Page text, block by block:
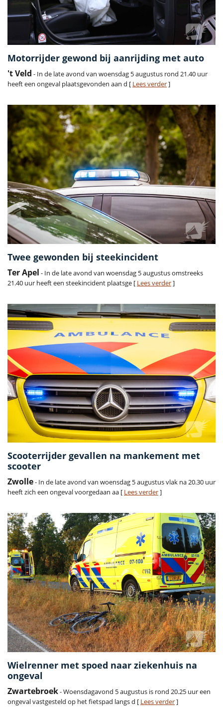
Motorrijder gewond bij aanrijding met auto
't Veld - In de late avond van woensdag 5 augustus rond 21.40 uur
heeft een ongeval plaatsgevonden aan d [ Lees verder]
Twee gewonden bij steekincident
Ter Apel - In de late avond van woensdag 5 augustus omstreeks
21.40 uur heeft een steekincident plaatsge [ Lees verder]
Scooterrijder gevallen na mankement met
scooter
Zwolle- In de late avond van woensdag 5 augustus vlak na 20.30 uur
heeft zich een ongeval voorgedaan aa [ Lees verder]
Wielrenner met spoed naar ziekenhuis na
ongeval
Zwartebroek- Woensdagavond 5 augustus is rond 20.25 uur een
ongeval vastgesteld op het fietspad langs d [ Lees verder]